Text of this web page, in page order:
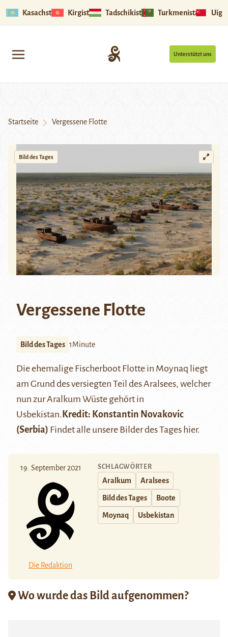
Kasachstan Kirgistan Tadschikistan Turkmenistan
Unterstützt uns
Startseite Vergessene Flotte
Bild des Tages
Vergessene Flotte
Bild des Tages 1Minute
Die ehemalige Fischerboot Flotte in Moynaq liegt
am Grund des versiegten Teil des Aralsees, welcher
nun zur Aralkum Wüste gehört in
Usbekistan.Kredit: Konstantin Novakovic
(Serbia) Findet alle unsere Bilder des Tages hier.
19. September 2021
Die Redaktion
SCHLAGWÖRTER
Aralkum Aralsees
Bild des Tages Boote
Moynaq Usbekistan
Wo wurde das Bild aufgenommen?